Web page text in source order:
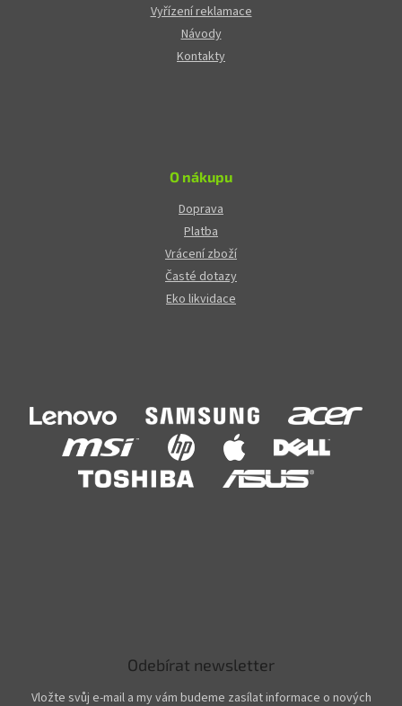
Vyřízení reklamace
Návody
Kontakty
O nákupu
Doprava
Platba
Vrácení zboží
Časté dotazy
Eko likvidace
Odebírat newsletter
Vložte svůj e-mail a my vám budeme zasílat informace o nových